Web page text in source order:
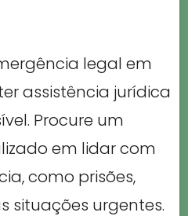
legal em
assistência jurídica
Procure um
em lidar com
como prisões,
situações urgentes.